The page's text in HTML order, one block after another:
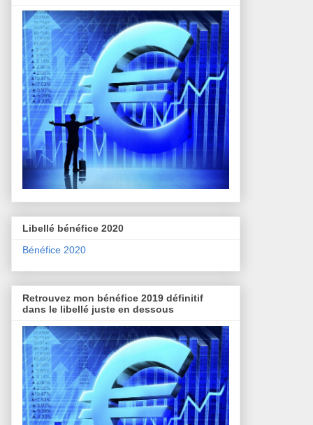
Libellé bénéfice 2020
Bénéfice 2020
Retrouvez mon bénéfice 2019 définitif
dans le libellé juste en dessous